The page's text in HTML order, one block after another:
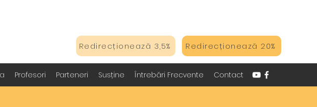
Redirecționează 3,5% Redirecționează 20%
Profesori Parteneri Susține Întrebări Frecvente Contact